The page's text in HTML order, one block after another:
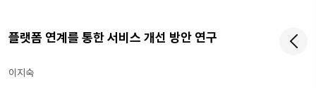
플랫폼 연계를 통한 서비스 개선 방안 연구
이지숙